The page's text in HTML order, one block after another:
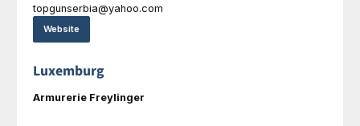
topgunserbia@yahoo.com
Website
Luxemburg
Armurerie Freylinger